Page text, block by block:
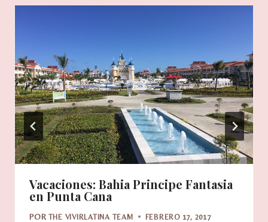
Vacaciones: Bahia Principe Fantasia
en Punta Cana
POR THE VIVIRLATINA TEAM FEBRERO 17, 2017